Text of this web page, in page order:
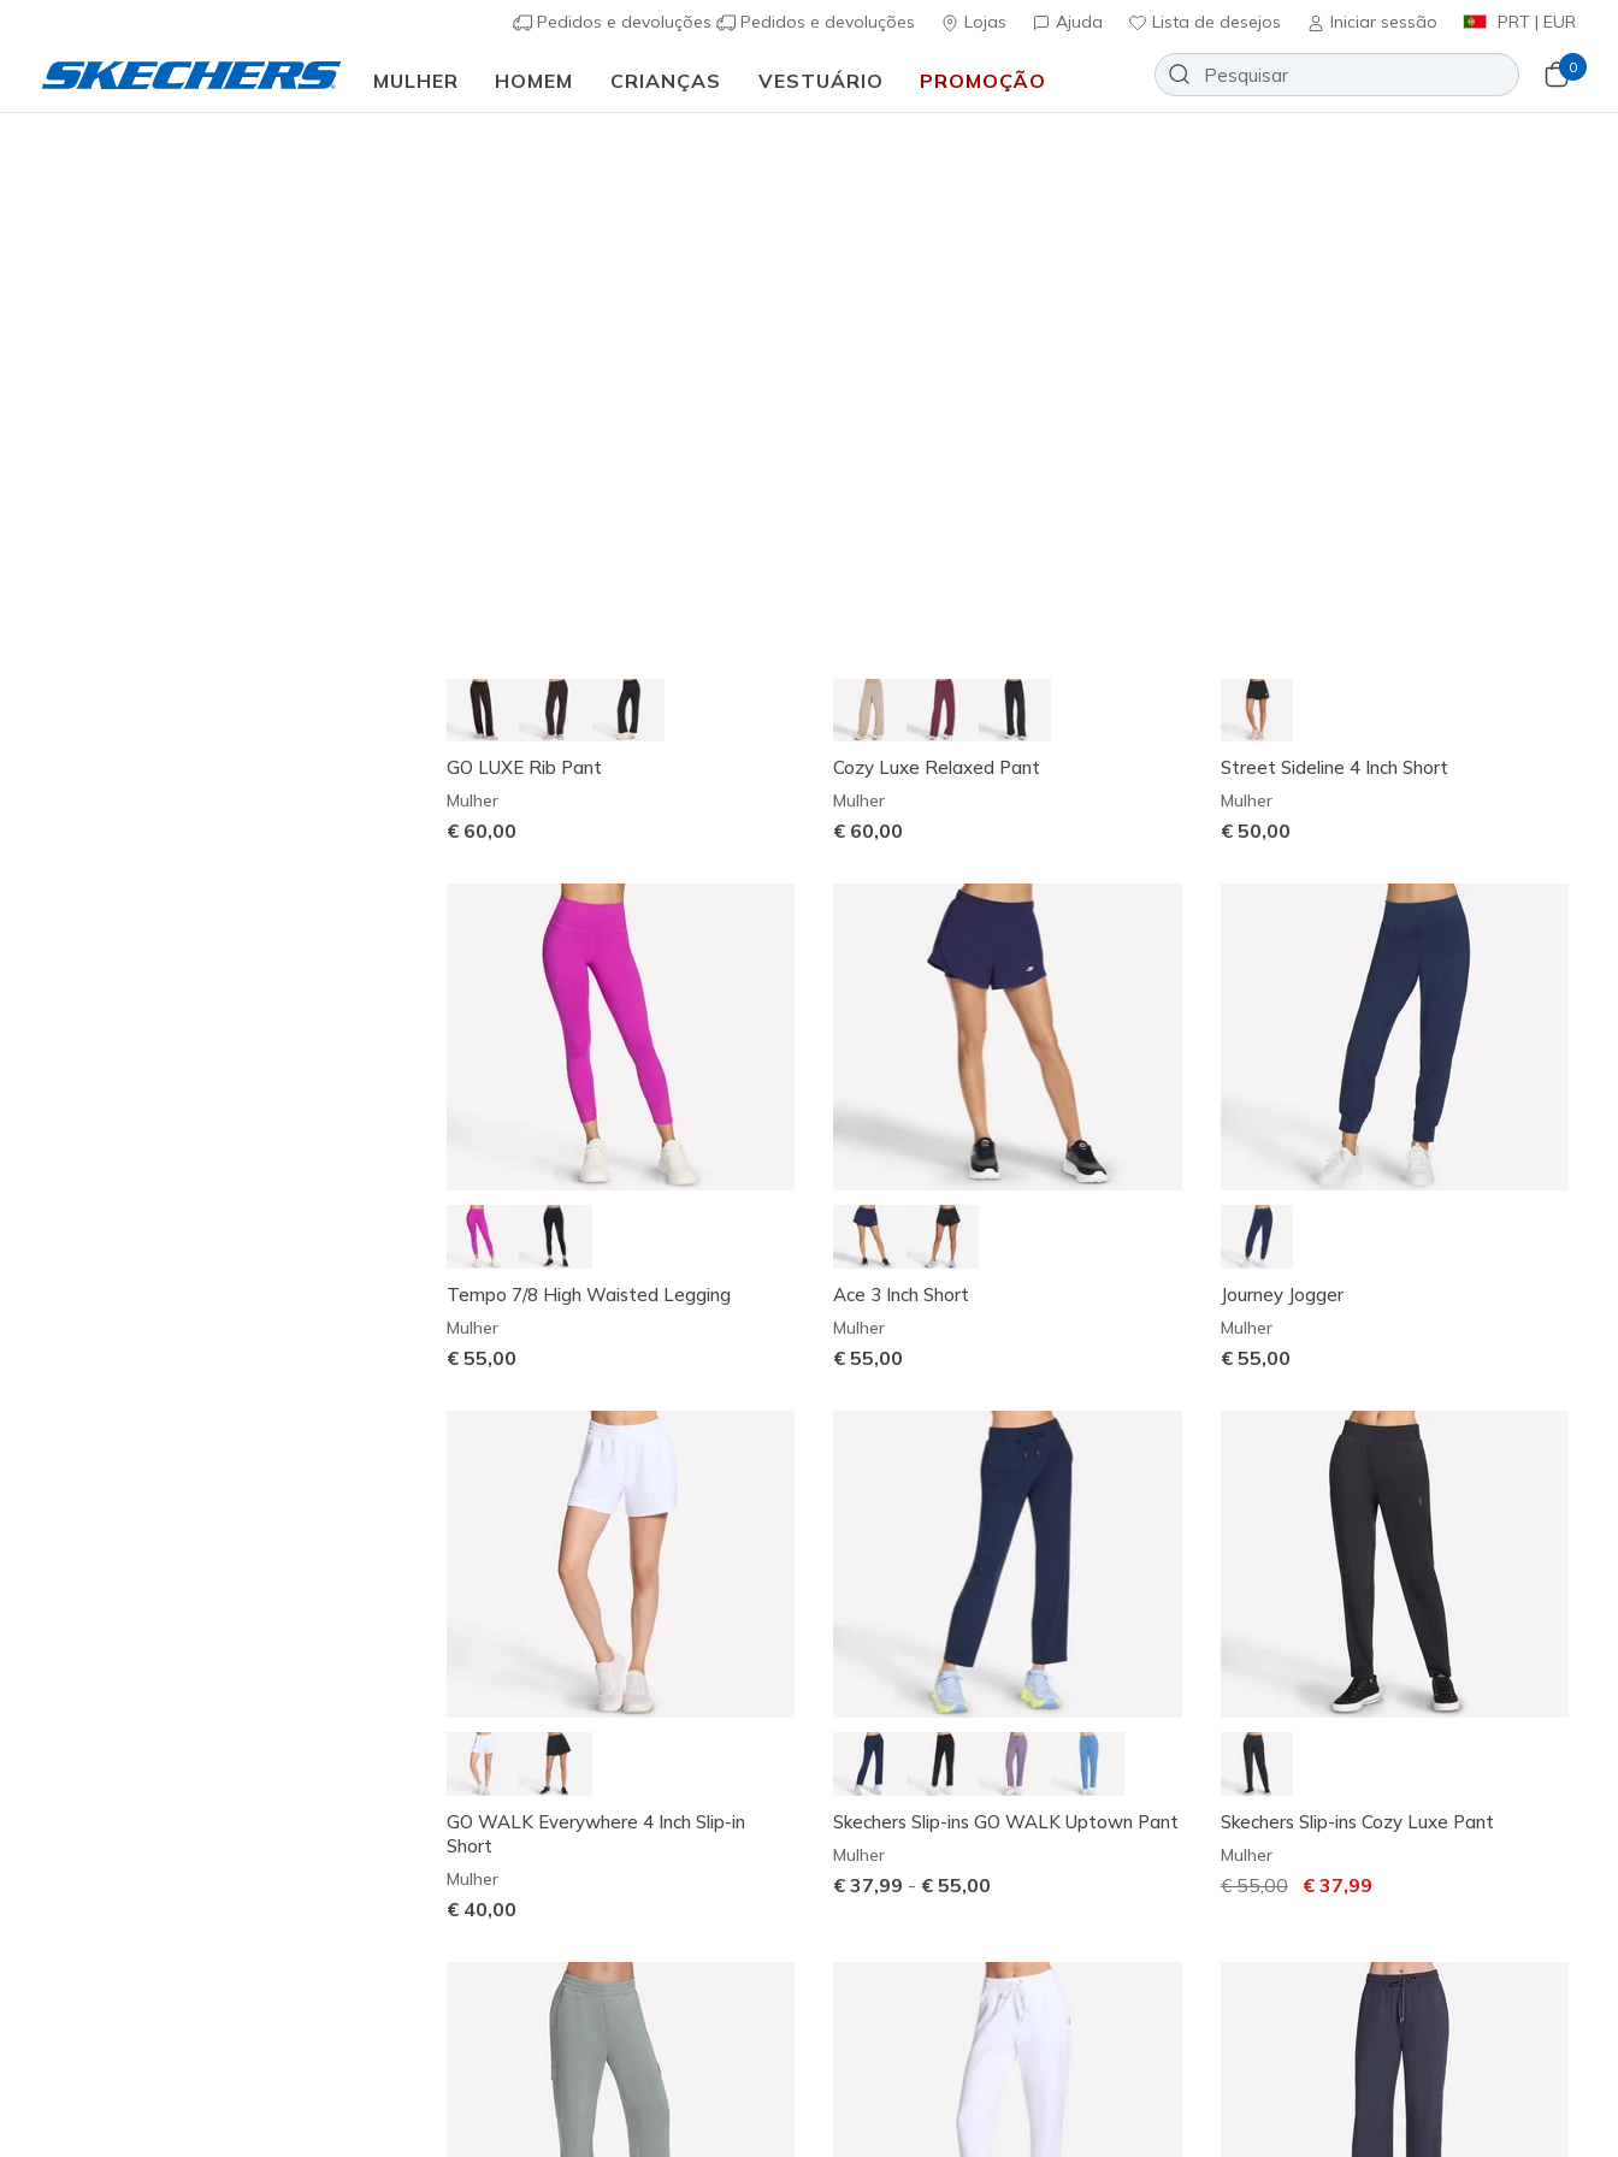
Pedidos e devoluções Pedidos e devoluções Lojas Ajuda Lista de desejos Iniciar sessão PRT | EUR
MULHER HOMEM CRIANÇAS VESTUÁRIO PROMOÇÃO
0
GO LUXE Rib Pant
Mulher
€ 60,00
Cozy Luxe Relaxed Pant
Mulher
€ 60,00
Street Sideline 4 Inch Short
Mulher
€ 50,00
Tempo 7/8 High Waisted Legging
Mulher
€ 55,00
Ace 3 Inch Short
Mulher
€ 55,00
Journey Jogger
Mulher
€ 55,00
GO WALK Everywhere 4 Inch Slip-in
Short
Mulher
€ 40,00
Skechers Slip-ins GO WALK Uptown Pant
Mulher
€ 37,99 - € 55,00
Skechers Slip-ins Cozy Luxe Pant
Mulher
Preço com desconto de
€ 55,00para
€ 37,99